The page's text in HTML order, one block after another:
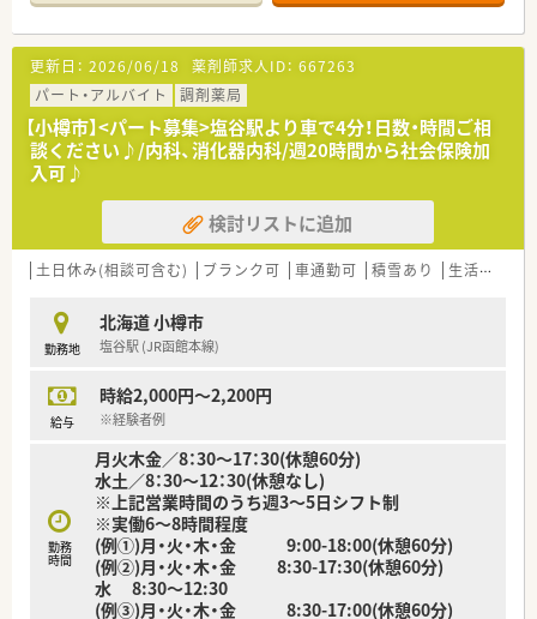
も歓迎！
■サポート体制万全！研修制度も整っています。
経験が浅くて調剤に自信のない方、結婚や出産などでブランク
ある方の復帰も歓迎です。
〈こんな薬局です〉
■JR小樽駅から国道5号線経由で車5分にある薬局です。
■内科、呼吸器科、心療内科、神経科の処方せんをメインに扱っ
■薬剤師5名在籍、処方せん枚数は1日平均100枚程で、在宅業務
も行っています。
地域に密着したかかりつけ薬局を目指し、スタッフ一同親切・
丁寧に、やさしい対応を心がけています。
更新日： 2026/06/18 薬剤師求人ID： 667263
パート・アルバイト
調剤薬局
【小樽市】<パート募集>塩谷駅より車で4分！日数・時間ご相
談ください♪/内科、消化器内科/週20時間から社会保険加
入可♪
検討リストに追加
土日休み(相談可含む) ブランク可 車通勤可 積雪あり 生活環境充実
勤務地
北海道 小樽市
塩谷駅 (JR函館本線)
給与
時給2,000円～2,200円
※経験者例
勤務
時間
月火木金／8：30～17：30(休憩60分)
水土／8：30～12：30(休憩なし)
※上記営業時間のうち週3～5日シフト制
※実働6～8時間程度
(例①)月・火・木・金 9:00-18:00(休憩60分)
(例②)月・火・木・金 8:30-17:30(休憩60分)
水 8:30～12:30
(例③)月・火・木・金 8:30-17:00(休憩60分)